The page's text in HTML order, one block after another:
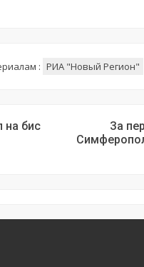
: РИА "Новый Регион"
на бис
За